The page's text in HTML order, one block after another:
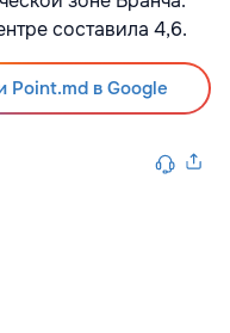
составила 4,6.
Point.md в Google